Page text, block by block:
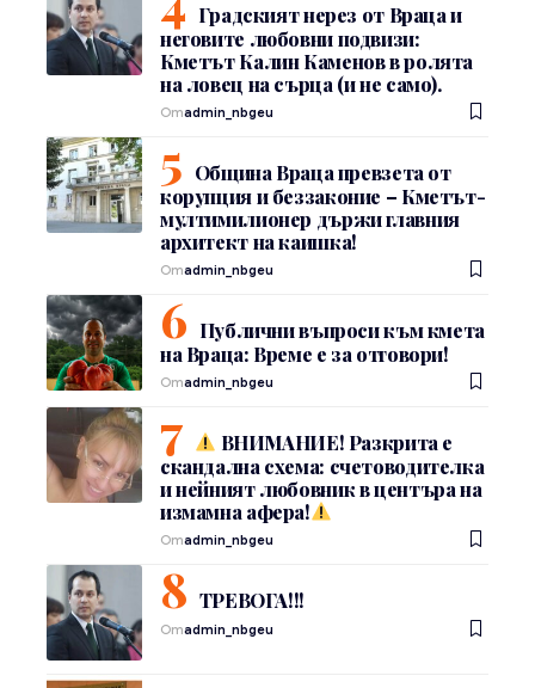
Градският нерез от Враца и
неговите любовни подвизи:
Кметът Калин Каменов в ролята
на ловец на сърца (и не само).
Отadmin_nbgeu
Община Враца превзета от
корупция и беззаконие – Кметът-
мултимилионер държи главния
архитект на каишка!
Отadmin_nbgeu
Публични въпроси към кмета
на Враца: Време е за отговори!
Отadmin_nbgeu
ВНИМАНИЕ! Разкрита е
скандална схема: счетоводителка
и нейният любовник в центъра на
измамна афера!
Отadmin_nbgeu
ТРЕВОГА!!!
Отadmin_nbgeu